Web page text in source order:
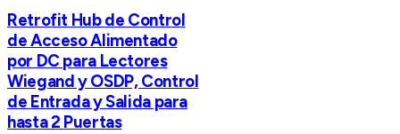
Retrofit Hub de Control
de Acceso Alimentado
por DC para Lectores
Wiegand y OSDP, Control
de Entrada y Salida para
hasta 2 Puertas